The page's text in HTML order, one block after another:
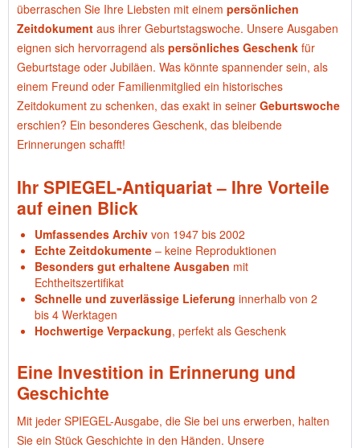
überraschen Sie Ihre Liebsten mit einem persönlichen
Zeitdokument aus ihrer Geburtstagswoche. Unsere Ausgaben
eignen sich hervorragend als persönliches Geschenk für
Geburtstage oder Jubiläen. Was könnte spannender sein, als
einem Freund oder Familienmitglied ein historisches
Zeitdokument zu schenken, das exakt in seiner Geburtswoche
erschien? Ein besonderes Geschenk, das bleibende
Erinnerungen schafft!
Ihr SPIEGEL-Antiquariat – Ihre Vorteile
auf einen Blick
Umfassendes Archiv von 1947 bis 2002
Echte Zeitdokumente – keine Reproduktionen
Besonders gut erhaltene Ausgaben mit
Echtheitszertifikat
Schnelle und zuverlässige Lieferung innerhalb von 2
bis 4 Werktagen
Hochwertige Verpackung, perfekt als Geschenk
Eine Investition in Erinnerung und
Geschichte
Mit jeder SPIEGEL-Ausgabe, die Sie bei uns erwerben, halten
Sie ein Stück Geschichte in den Händen. Unsere